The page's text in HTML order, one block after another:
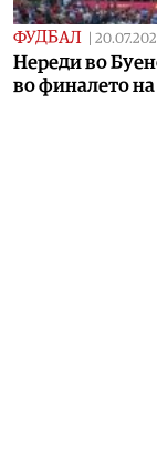
ФУДБАЛ
Нереди во
во финалето